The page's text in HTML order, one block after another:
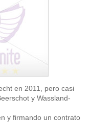
en 2011, pero casi
y Wassland-
y firmando un contrato